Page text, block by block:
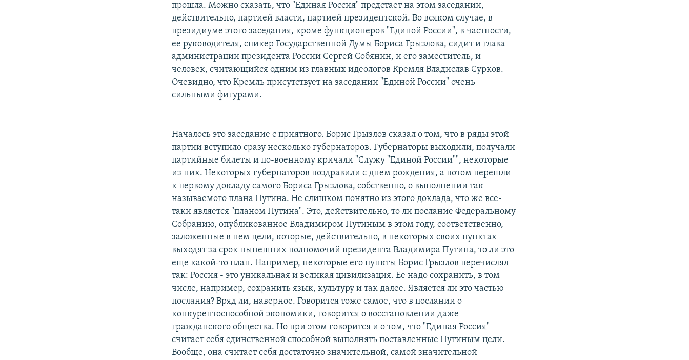
прошла. Можно сказать, что "Единая Россия" предстает на этом заседании,
действительно, партией власти, партией президентской. Во всяком случае, в
президиуме этого заседания, кроме функционеров "Единой России", в частности,
ее руководителя, спикер Государственной Думы Бориса Грызлова, сидит и глава
администрации президента России Сергей Собянин, и его заместитель, и
человек, считающийся одним из главных идеологов Кремля Владислав Сурков.
Очевидно, что Кремль присутствует на заседании "Единой России" очень
сильными фигурами.
Началось это заседание с приятного. Борис Грызлов сказал о том, что в ряды этой
партии вступило сразу несколько губернаторов. Губернаторы выходили, получали
партийные билеты и по-военному кричали "Служу "Единой России"", некоторые
из них. Некоторых губернаторов поздравили с днем рождения, а потом перешли
к первому докладу самого Бориса Грызлова, собственно, о выполнении так
называемого плана Путина. Не слишком понятно из этого доклада, что же все-
таки является "планом Путина". Это, действительно, то ли послание Федеральному
Собранию, опубликованное Владимиром Путиным в этом году, соответственно,
заложенные в нем цели, которые, действительно, в некоторых своих пунктах
выходят за срок нынешних полномочий президента Владимира Путина, то ли это
еще какой-то план. Например, некоторые его пункты Борис Грызлов перечислял
так: Россия - это уникальная и великая цивилизация. Ее надо сохранить, в том
числе, например, сохранить язык, культуру и так далее. Является ли это частью
послания? Вряд ли, наверное. Говорится тоже самое, что в послании о
конкурентоспособной экономики, говорится о восстановлении даже
гражданского общества. Но при этом говорится и о том, что "Единая Россия"
считает себя единственной способной выполнять поставленные Путиным цели.
Вообще, она считает себя достаточно значительной, самой значительной